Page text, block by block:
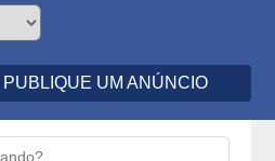
PUBLIQUE UM ANÚNCIO